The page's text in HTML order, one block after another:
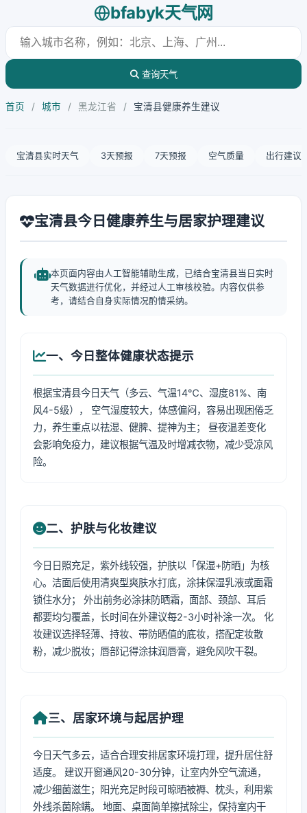
bfabyk天气网
查询天气
首页 / 城市 / 黑龙江省 / 宝清县健康养生建议
宝清县实时天气 3天预报 7天预报 空气质量 出行建议
宝清县今日健康养生与居家护理建议
本页面内容由人工智能辅助生成，已结合宝清县当日实时
天气数据进行优化，并经过人工审核校验。内容仅供参
考，请结合自身实际情况酌情采纳。
一、今日整体健康状态提示
根据宝清县今日天气（多云、气温14℃、湿度81%、南
风4-5级）， 空气湿度较大，体感偏闷，容易出现困倦乏
力，养生重点以祛湿、健脾、提神为主； 昼夜温差变化
会影响免疫力，建议根据气温及时增减衣物，减少受凉风
险。
二、护肤与化妆建议
今日日照充足，紫外线较强，护肤以「保湿+防晒」为核
心。洁面后使用清爽型爽肤水打底，涂抹保湿乳液或面霜
锁住水分； 外出前务必涂抹防晒霜，面部、颈部、耳后
都要均匀覆盖，长时间在外建议每2-3小时补涂一次。 化
妆建议选择轻薄、持妆、带防晒值的底妆，搭配定妆散
粉，减少脱妆；唇部记得涂抹润唇膏，避免风吹干裂。
三、居家环境与起居护理
今日天气多云，适合合理安排居家环境打理，提升居住舒
适度。 建议开窗通风20-30分钟，让室内外空气流通，
减少细菌滋生；阳光充足时段可晾晒被褥、枕头，利用紫
外线杀菌除螨。 地面、桌面简单擦拭除尘，保持室内干